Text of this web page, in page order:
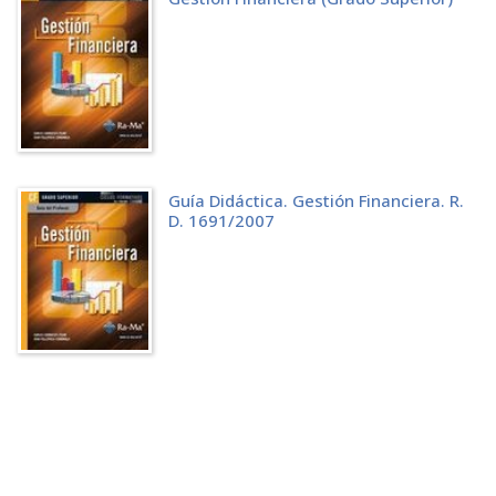
1.6.8 Anticipos a proveedores
1.6.9 Pago de los débitos y proveedores
1.7 VENTAS-CLIENTES
1.7.1 Ventas al contado
1.7.2 Ventas a crédito
1.7.3 Gastos asociados a ventas
1.7.4 Descuentos sobre ventas
1.7.6 Devoluciones de ventas
1.7.7 Anticipos de clientes
1.7.8 Cobro de los créditos a los clientes
1.7.9 Descuento bancario de efectos de los clientes
1.7.10 El deterioro de los créditos a los clientes
1.8 EL PROCESO CONTABLE DEL INMOVILIZADO MATERIAL
1.8.1 Valoración inicial de los elementos del inmovilizado material
1.8.2 Adquisición de elementos del inmovilizado material a un
Guía Didáctica. Gestión Financiera. R.
D. 1691/2007